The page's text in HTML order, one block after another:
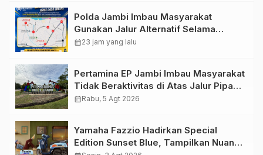
Polda Jambi Imbau Masyarakat
Gunakan Jalur Alternatif Selama
Pelaksanaan Presisi Merdeka Run
calendar_month23 jam yang lalu
Pertamina EP Jambi Imbau Masyarakat
Tidak Beraktivitas di Atas Jalur Pipa
Migas Demi Keselamatan Bersama
calendar_monthRabu, 5 Agt 2026
Yamaha Fazzio Hadirkan Special
Edition Sunset Blue, Tampilkan Nuansa